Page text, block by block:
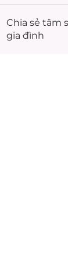
Chia sẻ tâm
gia đình